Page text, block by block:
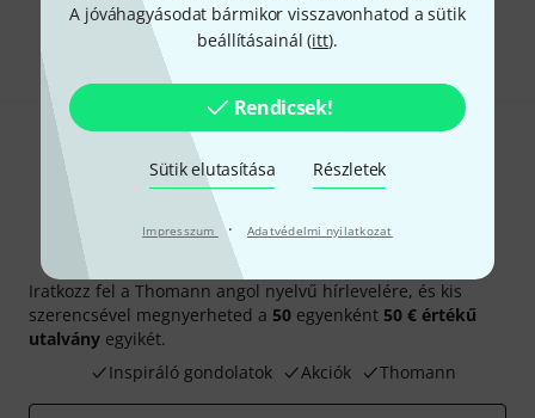
A jóváhagyásodat bármikor visszavonhatod a sütik
beállításainál (itt).
Rendicsek!
Sütik elutasítása Részletek
Impresszum · Adatvédelmi nyilatkozat
Megosztás Súgó & Visszajelzések
Thomann hírlevél
Iratkozz fel a Thomann angol nyelvű hírlevelére, és kis
szerencsével megnyerheted a 50 egyenként 50 € értékű
utalvány egyikét.
Inspiráló gondolatok
Akciók Thomann